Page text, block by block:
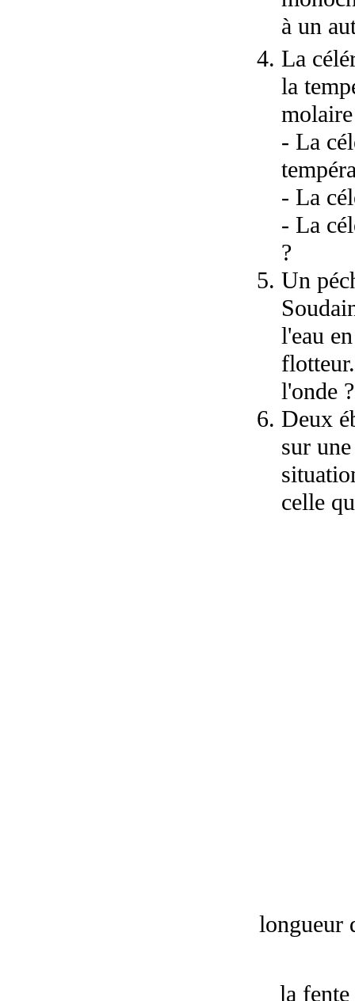
à un
La
la
- La
- La
- La
?
Un
l'eau
l'onde ?
Deux
sur
celle
longueur
la